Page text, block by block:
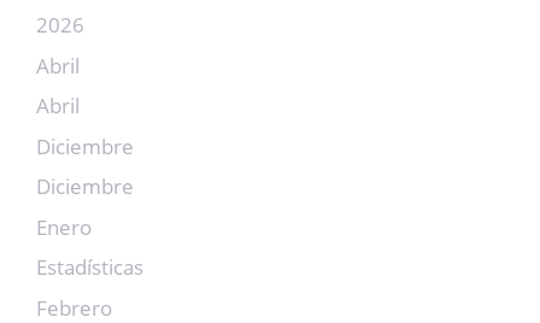
2026
Abril
Abril
Diciembre
Diciembre
Enero
Estadísticas
Febrero